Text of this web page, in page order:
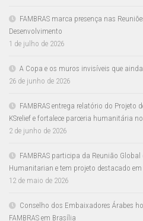
FAMBRAS marca presença nas
Desenvolvimento
1 de julho de 2026
A Copa e os muros invisíveis que
26 de junho de 2026
FAMBRAS entrega relatório do Projeto
KSrelief e fortalece parceria humanitária no
2 de junho de 2026
FAMBRAS participa da Reunião
Humanitarian e tem projeto destacado
12 de maio de 2026
Conselho dos Embaixadores Árabes
FAMBRAS em Brasília